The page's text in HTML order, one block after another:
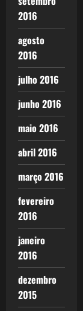
2016
agosto
2016
julho 2016
junho 2016
maio 2016
abril 2016
março 2016
fevereiro
2016
janeiro
2016
dezembro
2015